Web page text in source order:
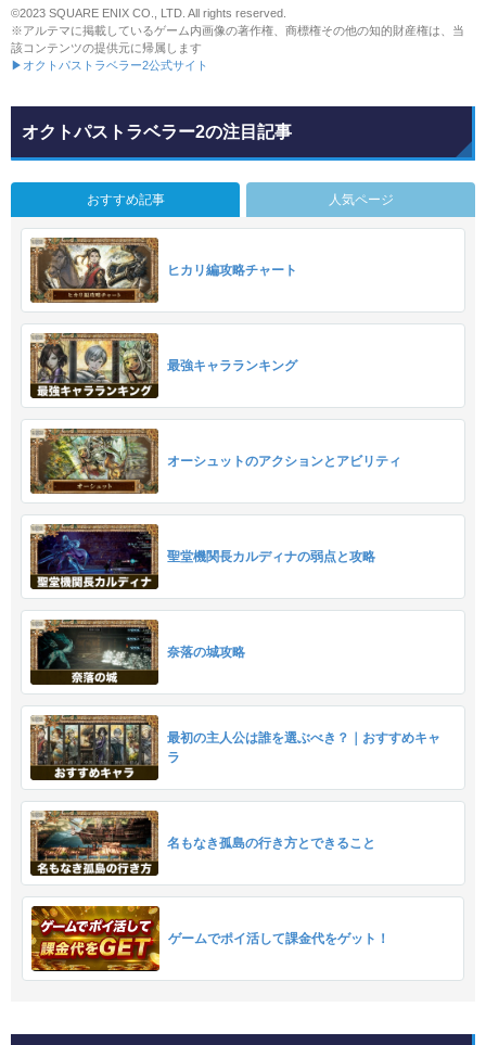
©2023 SQUARE ENIX CO., LTD. All rights reserved.
※アルテマに掲載しているゲーム内画像の著作権、商標権その他の知的財産権は、当
該コンテンツの提供元に帰属します
▶オクトパストラベラー2公式サイト
オクトパストラベラー2の注目記事
おすすめ記事 人気ページ
ヒカリ編攻略チャート
最強キャラランキング
オーシュットのアクションとアビリティ
聖堂機関長カルディナの弱点と攻略
奈落の城攻略
最初の主人公は誰を選ぶべき？｜おすすめキャ
ラ
名もなき孤島の行き方とできること
ゲームでポイ活して課金代をゲット！